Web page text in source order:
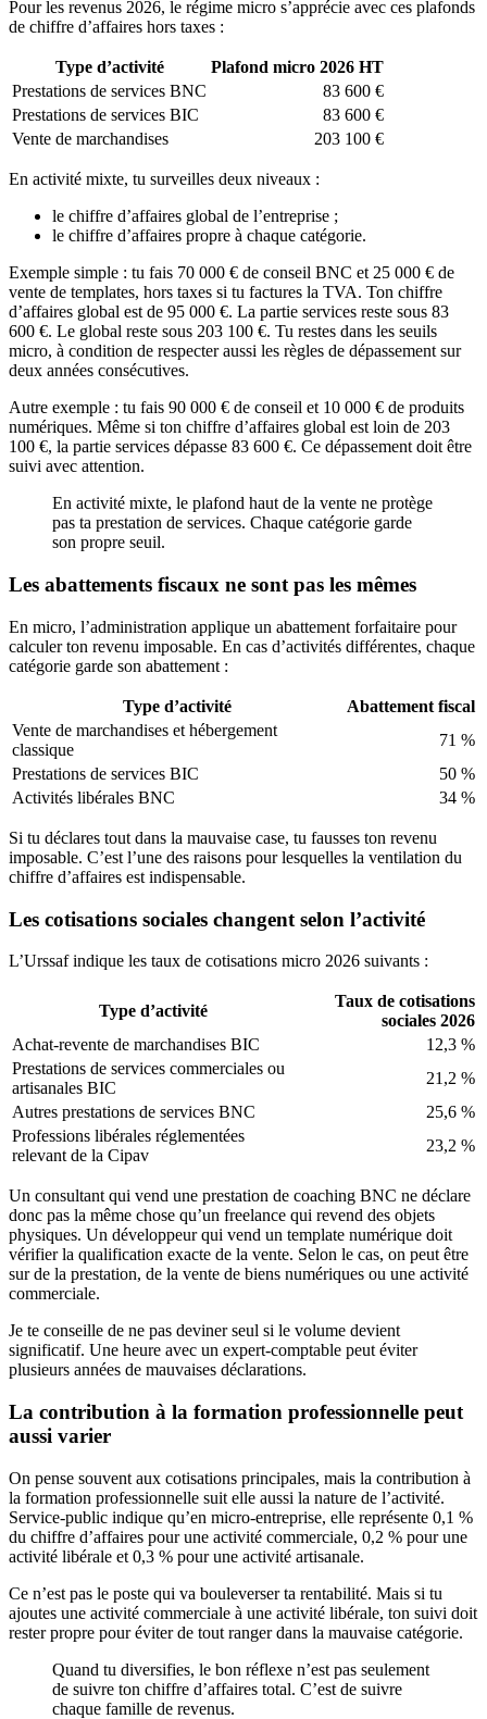
Pour les revenus 2026, le régime micro s’apprécie avec ces plafonds
de chiffre d’affaires hors taxes :
Type d’activité
Plafond micro 2026 HT
Prestations de services BNC
83 600 €
Prestations de services BIC
83 600 €
Vente de marchandises
203 100 €
En activité mixte, tu surveilles deux niveaux :
le chiffre d’affaires global de l’entreprise ;
le chiffre d’affaires propre à chaque catégorie.
Exemple simple : tu fais 70 000 € de conseil BNC et 25 000 € de
vente de templates, hors taxes si tu factures la TVA. Ton chiffre
d’affaires global est de 95 000 €. La partie services reste sous 83
600 €. Le global reste sous 203 100 €. Tu restes dans les seuils
micro, à condition de respecter aussi les règles de dépassement sur
deux années consécutives.
Autre exemple : tu fais 90 000 € de conseil et 10 000 € de produits
numériques. Même si ton chiffre d’affaires global est loin de 203
100 €, la partie services dépasse 83 600 €. Ce dépassement doit être
suivi avec attention.
En activité mixte, le plafond haut de la vente ne protège
pas ta prestation de services. Chaque catégorie garde
son propre seuil.
Les abattements fiscaux ne sont pas les mêmes
En micro, l’administration applique un abattement forfaitaire pour
calculer ton revenu imposable. En cas d’activités différentes, chaque
catégorie garde son abattement :
Type d’activité
Abattement fiscal
Vente de marchandises et hébergement
classique
71 %
Prestations de services BIC
50 %
Activités libérales BNC
34 %
Si tu déclares tout dans la mauvaise case, tu fausses ton revenu
imposable. C’est l’une des raisons pour lesquelles la ventilation du
chiffre d’affaires est indispensable.
Les cotisations sociales changent selon l’activité
L’Urssaf indique les taux de cotisations micro 2026 suivants :
Type d’activité
Taux de cotisations
sociales 2026
Achat-revente de marchandises BIC
12,3 %
Prestations de services commerciales ou
artisanales BIC
21,2 %
Autres prestations de services BNC
25,6 %
Professions libérales réglementées
relevant de la Cipav
23,2 %
Un consultant qui vend une prestation de coaching BNC ne déclare
donc pas la même chose qu’un freelance qui revend des objets
physiques. Un développeur qui vend un template numérique doit
vérifier la qualification exacte de la vente. Selon le cas, on peut être
sur de la prestation, de la vente de biens numériques ou une activité
commerciale.
Je te conseille de ne pas deviner seul si le volume devient
significatif. Une heure avec un expert-comptable peut éviter
plusieurs années de mauvaises déclarations.
La contribution à la formation professionnelle peut
aussi varier
On pense souvent aux cotisations principales, mais la contribution à
la formation professionnelle suit elle aussi la nature de l’activité.
Service-public indique qu’en micro-entreprise, elle représente 0,1 %
du chiffre d’affaires pour une activité commerciale, 0,2 % pour une
activité libérale et 0,3 % pour une activité artisanale.
Ce n’est pas le poste qui va bouleverser ta rentabilité. Mais si tu
ajoutes une activité commerciale à une activité libérale, ton suivi doit
rester propre pour éviter de tout ranger dans la mauvaise catégorie.
Quand tu diversifies, le bon réflexe n’est pas seulement
de suivre ton chiffre d’affaires total. C’est de suivre
chaque famille de revenus.